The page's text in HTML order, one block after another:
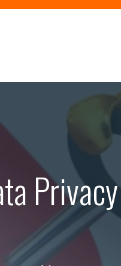
Privacy